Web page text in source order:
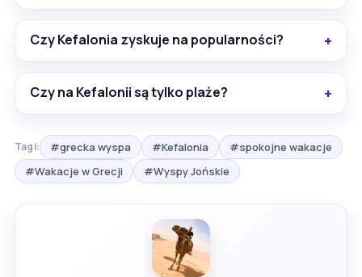
Czy Kefalonia zyskuje na popularności?
Czy na Kefalonii są tylko plaże?
Tagi: #grecka wyspa #Kefalonia
#spokojne wakacje
#Wakacje w Grecji
#Wyspy Jońskie